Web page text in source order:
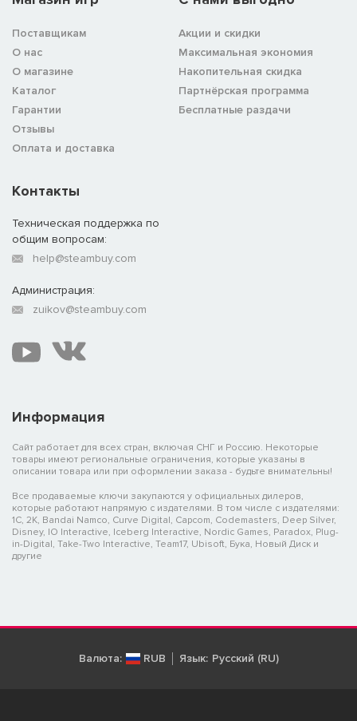
The combat unfolds in a side-scrolling auto-chess format. While
the battles are fully automated, every lineup decision is packed
damage combos or intricate control chains. Pulling off an upset
all comes down to your understanding and strategic deployment
of heroes!
Поставщикам
О нас
О магазине
Каталог
Гарантии
Отзывы
Оплата и доставка
Акции и скидки
Максимальная экономия
Накопительная скидка
Партнёрская программа
Бесплатные раздачи
Информация
Сайт работает для всех стран, включая СНГ и Россию. Некоторые
товары имеют региональные ограничения, которые указаны в
описании товара или при оформлении заказа - будьте внимательны!
Все продаваемые ключи закупаются у официальных дилеров,
которые работают напрямую с издателями. В том числе с издателями:
1C, 2K, Bandai Namco, Curve Digital, Capcom, Codemasters, Deep Silver,
Disney, IO Interactive, Iceberg Interactive, Nordic Games, Paradox, Plug-
in-Digital, Take-Two Interactive, Team17, Ubisoft, Бука, Новый Диск и
другие
Контакты
Техническая поддержка по
общим вопросам:
help@steambuy.com
Администрация:
zuikov@steambuy.com
Валюта: RUB Язык: Русский (RU)